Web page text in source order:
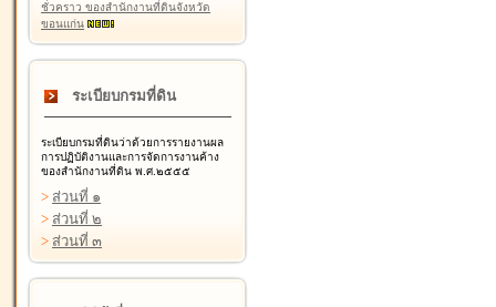
ชั่วคราว ของสำนักงานที่ดินจังหวัด
ขอนแก่น
ระเบียบกรมที่ดิน
ระเบียบกรมที่ดินว่าด้วยการรายงานผล
การปฏิบัติงานและการจัดการงานค้าง
ของสำนักงานที่ดิน พ.ศ.๒๕๕๕
> ส่วนที่ ๑
> ส่วนที่ ๒
> ส่วนที่ ๓